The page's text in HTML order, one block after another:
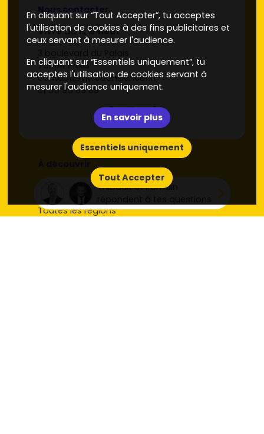
Thibault et Romain
Nous contacter
Vivredans leneuf
75004 PARIS
contact@vivredansleneuf.fr
01 55 95 89 89
Toutes les villes
Toutes les régions
En cliquant sur “Tout Accepter”, tu acceptes
l'utilisation de cookies à des fins publicitaires et
ceux servant à mesurer l'audience.
En cliquant sur “Essentiels uniquement”, tu
acceptes l'utilisation de cookies servant à
mesurer l'audience uniquement.
En savoir plus
Essentiels uniquement
Tout Accepter